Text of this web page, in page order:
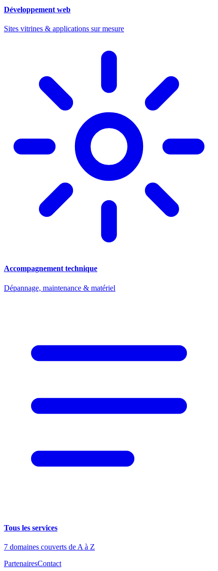
Développement web
Sites vitrines & applications sur mesure
Accompagnement technique
Dépannage, maintenance & matériel
Tous les services
7 domaines couverts de A à Z
PartenairesContact